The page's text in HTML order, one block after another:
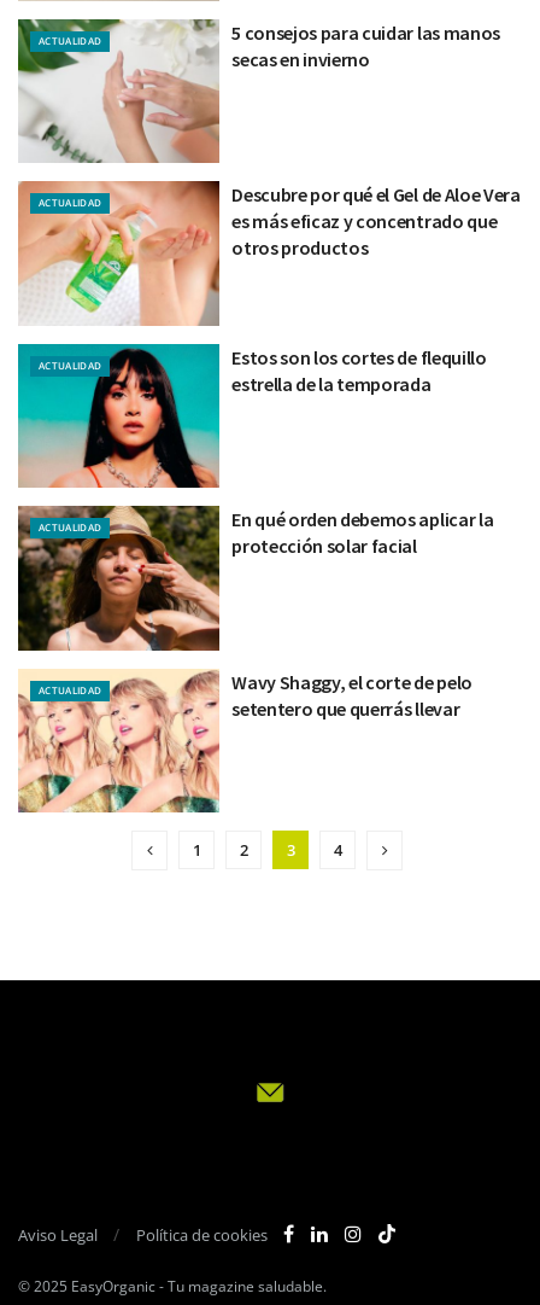
ACTUALIDAD
5 consejos para cuidar las manos
secas en invierno
ACTUALIDAD
Descubre por qué el Gel de Aloe Vera
es más eficaz y concentrado que
otros productos
ACTUALIDAD
Estos son los cortes de flequillo
estrella de la temporada
ACTUALIDAD
En qué orden debemos aplicar la
protección solar facial
ACTUALIDAD
Wavy Shaggy, el corte de pelo
setentero que querrás llevar
1 2 3 4
Aviso Legal Política de cookies
© 2025 EasyOrganic- Tu magazine saludable.